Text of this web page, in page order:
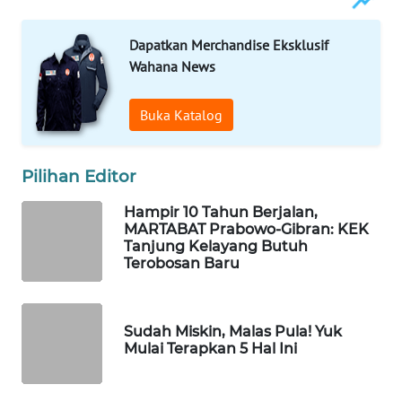
Dapatkan Merchandise Eksklusif
Wahana News
Buka Katalog
Pilihan Editor
Hampir 10 Tahun Berjalan,
MARTABAT Prabowo-Gibran: KEK
Tanjung Kelayang Butuh
Terobosan Baru
Sudah Miskin, Malas Pula! Yuk
Mulai Terapkan 5 Hal Ini
WAHANA
DESA
WISATA
LAPAK
WAHANA
Network
WALINKI